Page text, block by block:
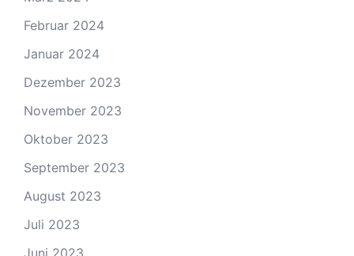
Februar 2024
Januar 2024
Dezember 2023
November 2023
Oktober 2023
September 2023
August 2023
Juli 2023